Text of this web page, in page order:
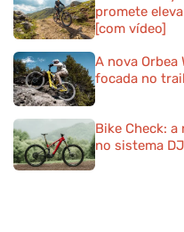
promete
[com vídeo]
A nova Orbea
focada no
Bike Check:
no sistema